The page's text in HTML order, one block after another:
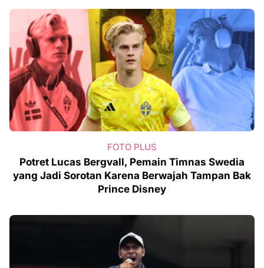
FOTO PLUS
Potret Lucas Bergvall, Pemain Timnas Swedia
yang Jadi Sorotan Karena Berwajah Tampan Bak
Prince Disney